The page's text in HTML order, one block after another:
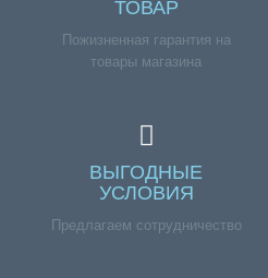
ТОВАР
Пожизненная гарантия на
товары магазина
ВЫГОДНЫЕ
УСЛОВИЯ
Предлагаем сотрудничество